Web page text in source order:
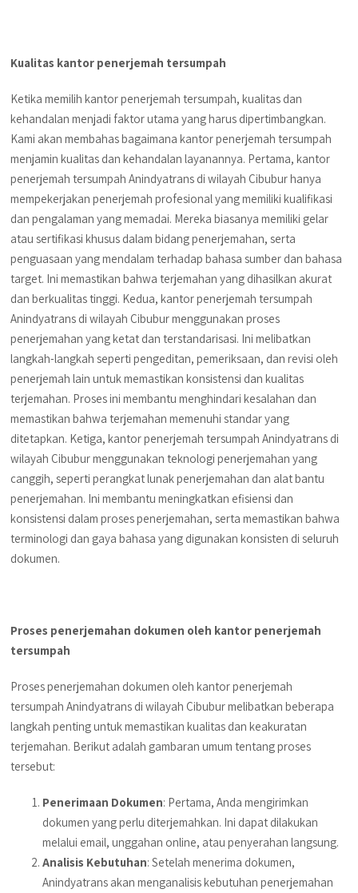
Kualitas kantor penerjemah tersumpah
Ketika memilih kantor penerjemah tersumpah, kualitas dan
kehandalan menjadi faktor utama yang harus dipertimbangkan.
Kami akan membahas bagaimana kantor penerjemah tersumpah
menjamin kualitas dan kehandalan layanannya. Pertama, kantor
penerjemah tersumpah Anindyatrans di wilayah Cibubur hanya
mempekerjakan penerjemah profesional yang memiliki kualifikasi
dan pengalaman yang memadai. Mereka biasanya memiliki gelar
atau sertifikasi khusus dalam bidang penerjemahan, serta
penguasaan yang mendalam terhadap bahasa sumber dan bahasa
target. Ini memastikan bahwa terjemahan yang dihasilkan akurat
dan berkualitas tinggi. Kedua, kantor penerjemah tersumpah
Anindyatrans di wilayah Cibubur menggunakan proses
penerjemahan yang ketat dan terstandarisasi. Ini melibatkan
langkah-langkah seperti pengeditan, pemeriksaan, dan revisi oleh
penerjemah lain untuk memastikan konsistensi dan kualitas
terjemahan. Proses ini membantu menghindari kesalahan dan
memastikan bahwa terjemahan memenuhi standar yang
ditetapkan. Ketiga, kantor penerjemah tersumpah Anindyatrans di
wilayah Cibubur menggunakan teknologi penerjemahan yang
canggih, seperti perangkat lunak penerjemahan dan alat bantu
penerjemahan. Ini membantu meningkatkan efisiensi dan
konsistensi dalam proses penerjemahan, serta memastikan bahwa
terminologi dan gaya bahasa yang digunakan konsisten di seluruh
dokumen.
Proses penerjemahan dokumen oleh kantor penerjemah
tersumpah
Proses penerjemahan dokumen oleh kantor penerjemah
tersumpah Anindyatrans di wilayah Cibubur melibatkan beberapa
langkah penting untuk memastikan kualitas dan keakuratan
terjemahan. Berikut adalah gambaran umum tentang proses
tersebut:
Penerimaan Dokumen: Pertama, Anda mengirimkan
dokumen yang perlu diterjemahkan. Ini dapat dilakukan
melalui email, unggahan online, atau penyerahan langsung.
Analisis Kebutuhan: Setelah menerima dokumen,
Anindyatrans akan menganalisis kebutuhan penerjemahan